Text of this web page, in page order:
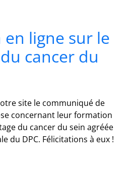
ligne sur le
cancer du
site le communiqué de
concernant leur formation
du cancer du sein agréée
du DPC. Félicitations à eux !